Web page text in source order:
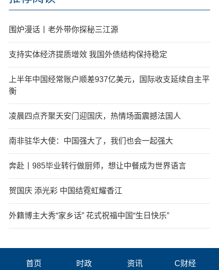
围炉漫话丨老外带你探秘三江源
支持实体经济提质增效 我国外债结构保持稳定
上半年中国经常账户顺差937亿美元，国际收支延续自主平
衡
凌晨四点齐聚天安门迎国庆，热情场面震撼法国人
南非驻华大使：中国强大了，我们也会一起强大
奔赴丨985毕业转行做厨师，想让中餐成为世界语言
贺国庆 添光彩 中国结霓虹耀香江
外籍博主大秀“家乡话” 花式祝福中国“生日快乐”
首页 时政 资讯 C财经